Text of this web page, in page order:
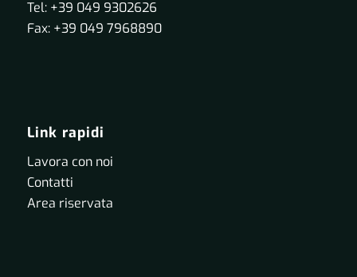
Tel: +39 049 9302626
Fax: +39 049 7968890
Link rapidi
Lavora con noi
Contatti
Area riservata